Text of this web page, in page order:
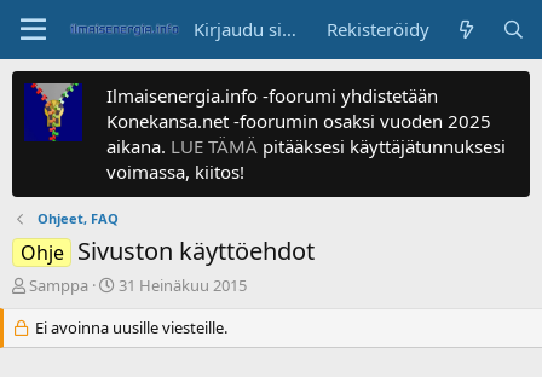
Kirjaudu sisään Rekisteröidy
Ilmaisenergia.info -foorumi yhdistetään
Konekansa.net -foorumin osaksi vuoden 2025
aikana. LUE TÄMÄ pitääksesi käyttäjätunnuksesi
voimassa, kiitos!
Ohjeet, FAQ
Ohje Sivuston käyttöehdot
V
e
s
Samppa
A
o
i
31 Heinäkuu 2015
Ei avoinna uusille viesteille.